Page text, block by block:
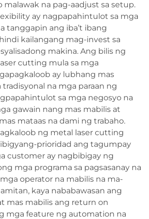
malawak na pag-aadjust sa setup.
ay nagpapahintulot sa mga
tanggapin ang iba’t ibang
kailangang mag-invest sa
makina. Ang bilis ng
cutting mula sa mga
ay lubhang mas
tradisyonal na mga paraan ng
sa mga negosyo na
gawain nang mas mabilis at
mataas na dami ng trabaho.
ng metal laser cutting
prioridad ang tagumpay
customer ay nagbibigay ng
mga programa sa pagsasanay na
operator na mabilis na ma-
kaya nababawasan ang
mas mabilis ang return on
mga feature ng automation na